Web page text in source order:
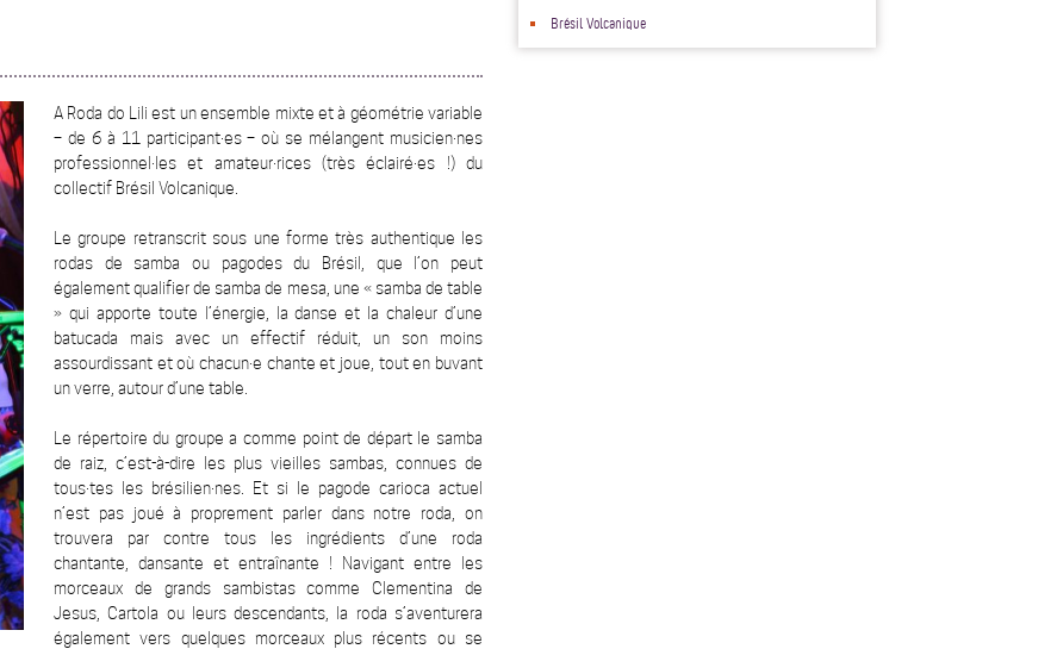
A Roda do Lili est un ensemble mixte et à géométrie variable
– de 6 à 11 participant·es – où se mélangent musicien·nes
professionnel·les et amateur·rices (très éclairé·es !) du
collectif Brésil Volcanique.
Le groupe retranscrit sous une forme très authentique les
rodas de samba ou pagodes du Brésil, que l’on peut
également qualifier de samba de mesa, une « samba de table
» qui apporte toute l’énergie, la danse et la chaleur d’une
batucada mais avec un effectif réduit, un son moins
assourdissant et où chacun·e chante et joue, tout en buvant
un verre, autour d’une table.
Le répertoire du groupe a comme point de départ le samba
de raiz, c’est-à-dire les plus vieilles sambas, connues de
tous·tes les brésilien·nes. Et si le pagode carioca actuel
n’est pas joué à proprement parler dans notre roda, on
trouvera par contre tous les ingrédients d’une roda
chantante, dansante et entraînante ! Navigant entre les
morceaux de grands sambistas comme Clementina de
Jesus, Cartola ou leurs descendants, la roda s’aventurera
également vers quelques morceaux plus récents ou se
Brésil Volcanique